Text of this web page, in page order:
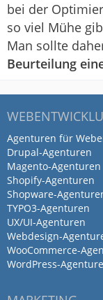
bei der
so viel Mühe
Man sollte
Beurteilung
Agenturen für
Drupal-Agenturen
Magento-Agenturen
Shopify-Agenturen
Shopware-
TYPO3-Agenturen
UX/UI-Agenturen
Webdesign-
WooCommerce-
WordPress-